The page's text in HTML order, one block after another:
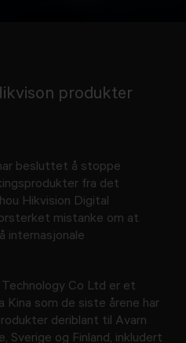
produkter
besluttet å stoppe
fra det
Hikvision Digital
mistanke om at
internasjonale
Co Ltd er et
Kina som de siste årene har
deriblant til Avarn
Sverige og Finland, inkludert